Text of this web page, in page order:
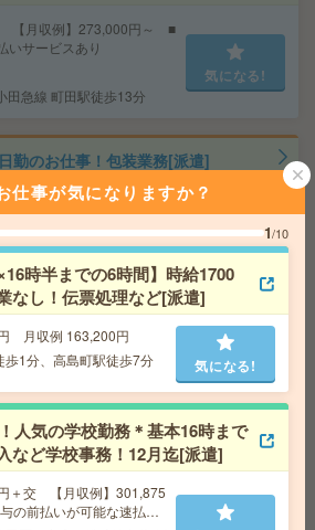
【月収例】273,000円～ ■
いサービスあり
急線 町田駅徒歩13分
気になる!
勤のお仕事！包装業務[派遣]
※バイク通勤OK
気になる!
年収450万円以上＊週2日程度在宅
介予定派遣]
いサービスあり
区 みなとみらい線 馬車道
内駅徒歩10分
気になる!
仕事が気になりますか？
1/10
時半までの6時間】時給1700
なし！伝票処理など[派遣]
月収例 163,200円
歩1分、高島町駅徒歩7分 気になる!
人気の学校勤務＊基本16時まで
など学校事務！12月迄[派遣]
＋交 【月収例】301,875
の前払いが可能な速払い